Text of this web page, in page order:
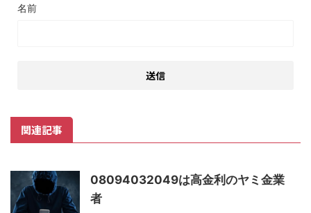
名前
関連記事
08094032049は高金利のヤミ金業
者